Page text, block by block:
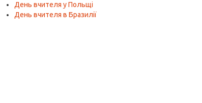
День вчителя у Польщі
День вчителя в Бразилії